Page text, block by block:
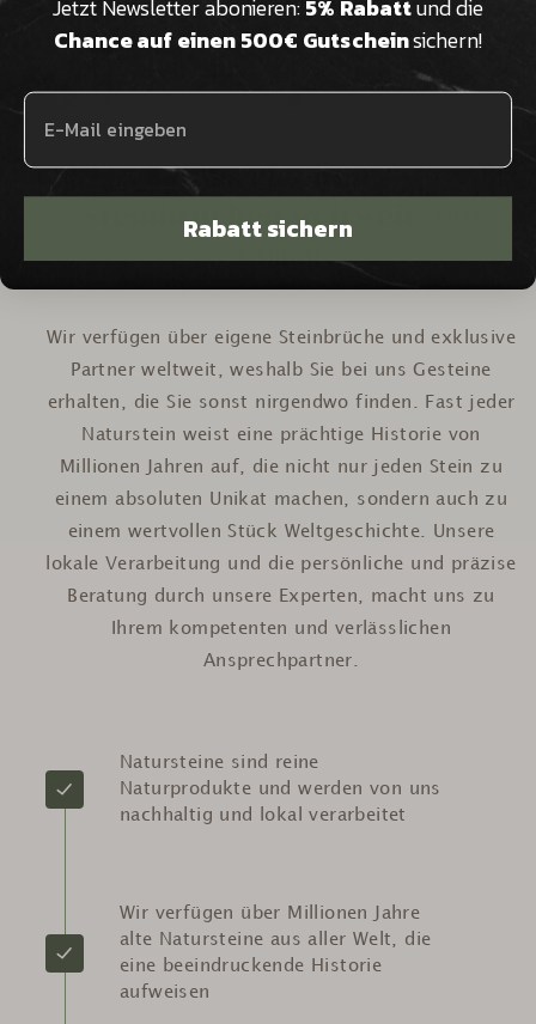
Auseigenen
Steinbrüchen weltweit
Unikat
Wir verfügen über eigene Steinbrüche und exklusive
Partner weltweit, weshalb Sie bei uns Gesteine
erhalten, die Sie sonst nirgendwo finden. Fast jeder
Naturstein weist eine prächtige Historie von
Millionen Jahren auf, die nicht nur jeden Stein zu
einem absoluten Unikat machen, sondern auch zu
einem wertvollen Stück Weltgeschichte. Unsere
lokale Verarbeitung und die persönliche und präzise
Beratung durch unsere Experten, macht uns zu
Ihrem kompetenten und verlässlichen
Ansprechpartner.
Natursteine sind reine
Naturprodukte und werden von uns
nachhaltig und lokal verarbeitet
Wir verfügen über Millionen Jahre
alte Natursteine aus aller Welt, die
eine beeindruckende Historie
aufweisen
Jetzt Newsletter abonieren:5% Rabattund die
Chance auf einen 500€ Gutscheinsichern!
Rabatt sichern